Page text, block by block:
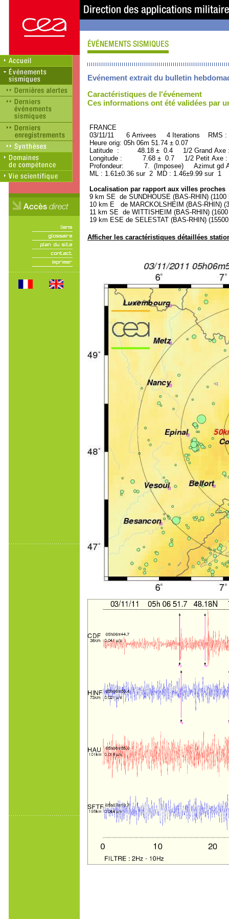
Evénement extrait du bulletin
Caractéristiques de l'événement
Ces informations ont été validées par
FRANCE ORID :
03/11/11 6 Arrivees 4 Iterations RMS :
Heure orig: 05h 06m 51.74 ± 0.07
Latitude : 48.18 ± 0.4 1/2 Grand
Longitude : 7.68 ± 0.7 1/2 Petit Axe
Profondeur: 7. (Imposee) Azimut gd
ML : 1.61±0.36 sur 2 MD : 1.46±9.99 sur 1
Localisation par rapport aux villes proches
9 km SE de SUNDHOUSE (BAS-RHIN) (1100
10 km E de MARCKOLSHEIM (BAS-RHIN)
11 km SE de WITTISHEIM (BAS-RHIN)
19 km ESE de SELESTAT (BAS-RHIN)
Afficher les caractéristiques détaillées